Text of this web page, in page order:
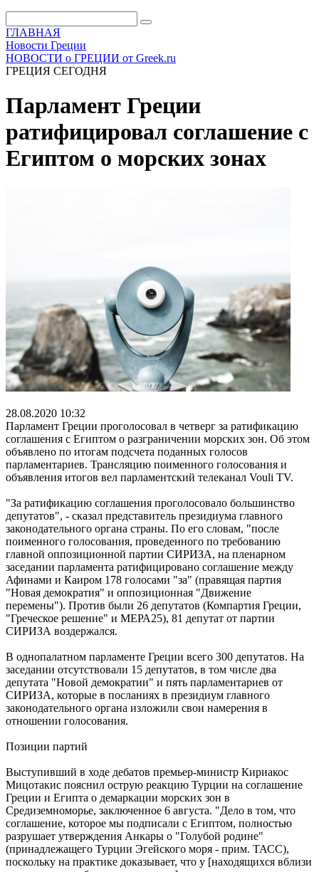
ГЛАВНАЯ
Новости Греции
НОВОСТИ о ГРЕЦИИ от Greek.ru
ГРЕЦИЯ СЕГОДНЯ
Парламент Греции
ратифицировал соглашение с
Египтом о морских зонах
28.08.2020 10:32
Парламент Греции проголосовал в четверг за ратификацию
соглашения с Египтом о разграничении морских зон. Об этом
объявлено по итогам подсчета поданных голосов
парламентариев. Трансляцию поименного голосования и
объявления итогов вел парламентский телеканал Vouli TV.
"За ратификацию соглашения проголосовало большинство
депутатов", - сказал представитель президиума главного
законодательного органа страны. По его словам, "после
поименного голосования, проведенного по требованию
главной оппозиционной партии СИРИЗА, на пленарном
заседании парламента ратифицировано соглашение между
Афинами и Каиром 178 голосами "за" (правящая партия
"Новая демократия" и оппозиционная "Движение
перемены"). Против были 26 депутатов (Компартия Греции,
"Греческое решение" и МЕРА25), 81 депутат от партии
СИРИЗА воздержался.
В однопалатном парламенте Греции всего 300 депутатов. На
заседании отсутствовали 15 депутатов, в том числе два
депутата "Новой демократии" и пять парламентариев от
СИРИЗА, которые в посланиях в президиум главного
законодательного органа изложили свои намерения в
отношении голосования.
Позиции партий
Выступивший в ходе дебатов премьер-министр Кириакос
Мицотакис пояснил острую реакцию Турции на соглашение
Греции и Египта о демаркации морских зон в
Средиземноморье, заключенное 6 августа. "Дело в том, что
соглашение, которое мы подписали с Египтом, полностью
разрушает утверждения Анкары о "Голубой родине"
(принадлежащего Турции Эгейского моря - прим. ТАСС),
поскольку на практике доказывает, что у [находящихся вблизи